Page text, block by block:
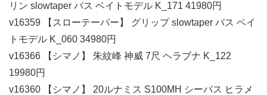
リン slowtaper バス ベイトモデル K_171 41980円
v16359 【スローテーパー】 グリップ slowtaper バス ベイ
トモデル K_060 34980円
v16366 【シマノ】 朱紋峰 神威 7尺 ヘラブナ K_122
19980円
v16360 【シマノ】 20ルナミス S100MH シーバス ヒラメ